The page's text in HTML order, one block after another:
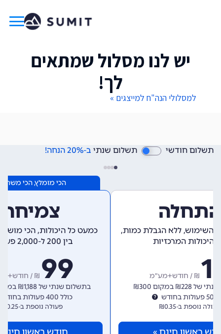
יש לנו מסלול שמתאים
לך!
למסלולי הנה"ח למייצגים »